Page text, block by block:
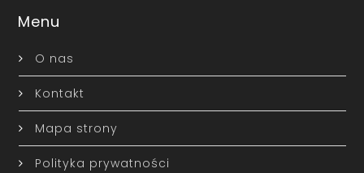
Menu
O nas
Kontakt
Mapa strony
Polityka prywatności